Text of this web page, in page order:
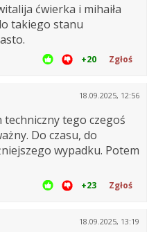
ćwierka i mihaiła
takiego stanu
+20 Zgłoś
18.09.2025, 12:56
tego czegoś
Do czasu, do
wypadku. Potem
+23 Zgłoś
18.09.2025, 13:19